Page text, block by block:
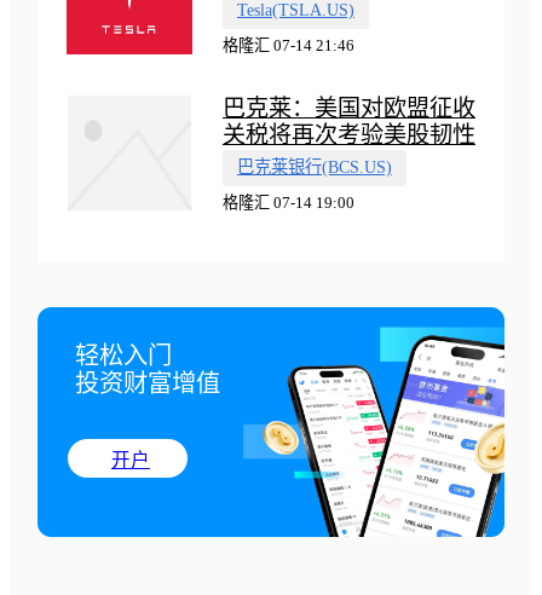
Tesla(TSLA.US)
格隆汇 07-14 21:46
巴克莱：美国对欧盟征收
关税将再次考验美股韧性
巴克莱银行(BCS.US)
格隆汇 07-14 19:00
轻松入门
投资财富增值
开户